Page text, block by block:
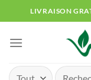
au
contenu
LIVRAISON
Recherche